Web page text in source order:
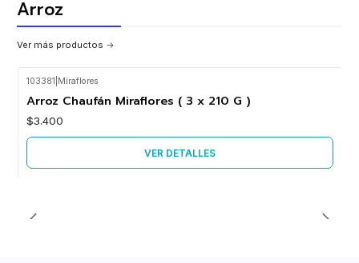
Arroz
Ver más productos
103381 Miraflores
Arroz Chaufán Miraflores ( 3 x 210 G )
$3.400
VER DETALLES